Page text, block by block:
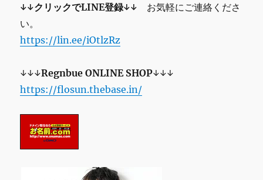
↓↓クリックでLINE登録↓↓ お気軽にご連絡くださ
い。
https://lin.ee/iOtlzRz
↓↓↓RegnbueONLINE SHOP↓↓↓
https://flosun.thebase.in/